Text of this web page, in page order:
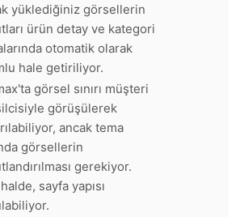
yüklediğiniz görsellerin
ürün detay ve kategori
otomatik olarak
hale getiriliyor.
görsel sınırı müşteri
görüşülerek
ancak tema
görsellerin
gerekiyor.
sayfa yapısı